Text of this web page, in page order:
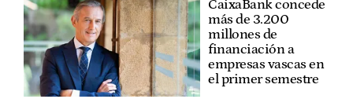
CaixaBank concede
más de 3.200
millones de
financiación a
empresas vascas en
el primer semestre